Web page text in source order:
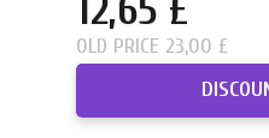
12,65 £
OLD PRICE 23,00 £